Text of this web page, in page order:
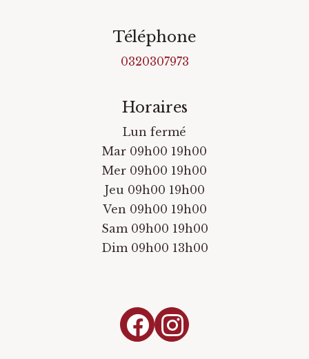
Téléphone
0320307973
Horaires
Lun fermé
Mar 09h00 19h00
Mer 09h00 19h00
Jeu 09h00 19h00
Ven 09h00 19h00
Sam 09h00 19h00
Dim 09h00 13h00